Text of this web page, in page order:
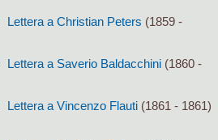
Lettera a Christian Peters (1859 -
Lettera a Saverio Baldacchini (1860 -
Lettera a Vincenzo Flauti (1861 - 1861)